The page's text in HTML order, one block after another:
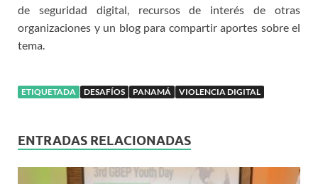
de seguridad digital, recursos de interés de otras
organizaciones y un blog para compartir aportes sobre el
tema.
ETIQUETADA DESAFÍOS PANAMÁ VIOLENCIA DIGITAL
ENTRADAS RELACIONADAS